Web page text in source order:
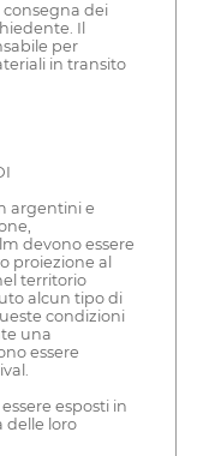
consegna dei
Il
per
in transito
argentini e
devono essere
proiezione al
territorio
alcun tipo di
condizioni
una
essere
esposti in
delle loro